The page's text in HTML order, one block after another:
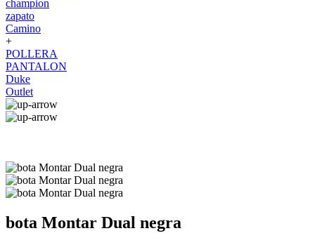
champion
zapato
Camino
+
POLLERA
PANTALON
Duke
Outlet
bota Montar Dual negra